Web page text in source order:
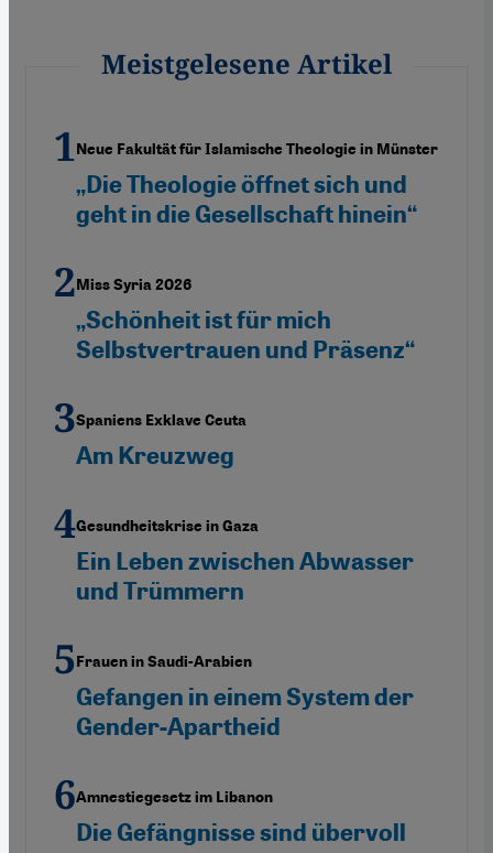
Meistgelesene Artikel
Neue Fakultät für Islamische Theologie in Münster
„Die Theologie öffnet sich und
geht in die Gesellschaft hinein“
Miss Syria 2026
„Schönheit ist für mich
Selbstvertrauen und Präsenz“
Spaniens Exklave Ceuta
Am Kreuzweg
Gesundheitskrise in Gaza
Ein Leben zwischen Abwasser
und Trümmern
Frauen in Saudi-Arabien
Gefangen in einem System der
Gender-Apartheid
Amnestiegesetz im Libanon
Die Gefängnisse sind übervoll